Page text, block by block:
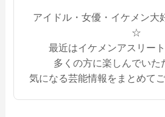
アイドル・女優・イケメン大
☆
最近はイケメンアスリー
多くの方に楽しんでいた
気になる芸能情報をまとめて